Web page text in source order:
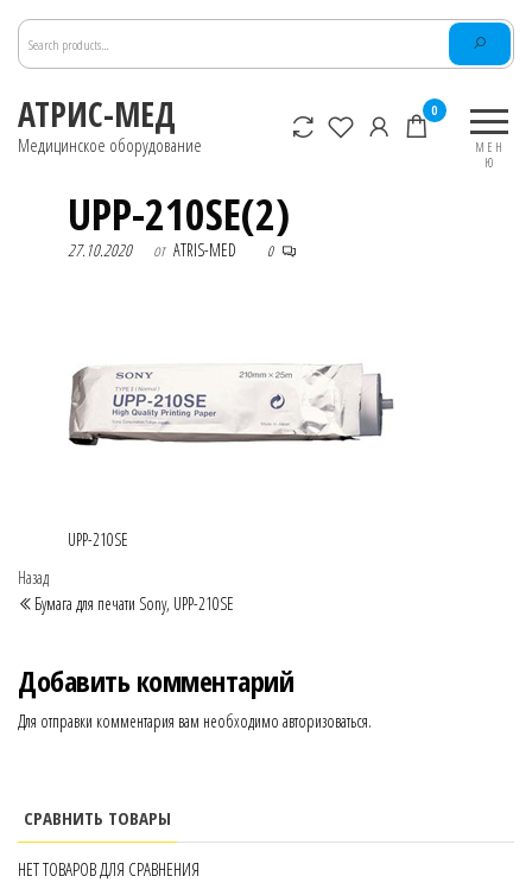
содержимому
АТРИС-МЕД
Медицинское оборудование
МЕН
Ю
0
UPP-210SE(2)
27.10.2020 от ATRIS-MED 0
UPP-210SE
Навигация
по
записям
Предыдущая
запись
Назад
Бумага для печати Sony, UPP-210SE
Добавить комментарий
Для отправки комментария вам необходимо авторизоваться.
СРАВНИТЬ ТОВАРЫ
НЕТ ТОВАРОВ ДЛЯ СРАВНЕНИЯ